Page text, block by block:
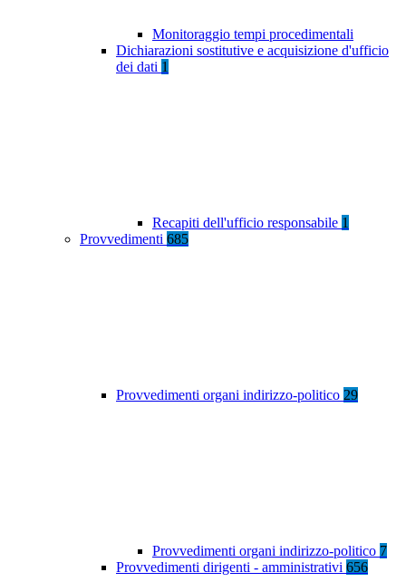
Monitoraggio tempi procedimentali
Dichiarazioni sostitutive e acquisizione d'ufficio
dei dati 1
Recapiti dell'ufficio responsabile 1
Provvedimenti 685
Provvedimenti organi indirizzo-politico 29
Provvedimenti organi indirizzo-politico 7
Provvedimenti dirigenti - amministrativi 656